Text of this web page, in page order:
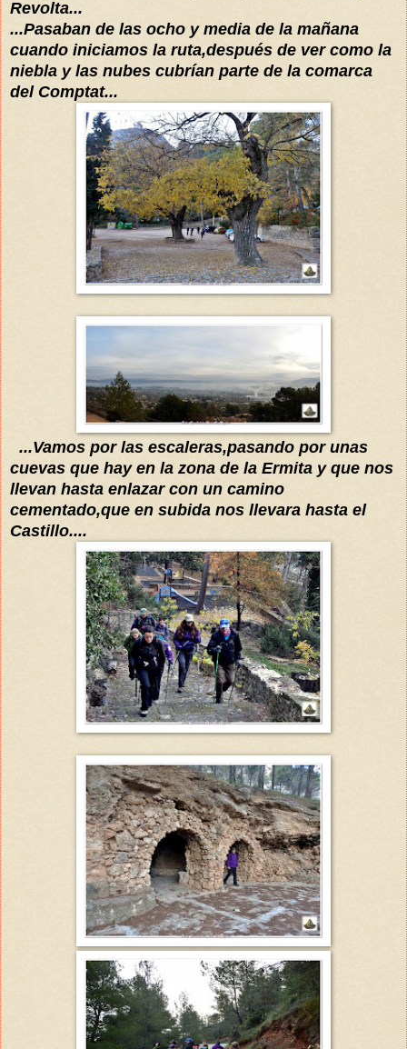
Revolta...
...Pasaban de las ocho y media de la mañana
cuando iniciamos la ruta,después de ver como la
niebla y las nubes cubrían parte de la comarca
del Comptat...
...Vamos porlas escaleras,pasando por unas
cuevas que hay en la zona de la Ermita y que nos
llevan hasta enlazar con un camino
cementado,que en subida nos llevara hasta el
Castillo....